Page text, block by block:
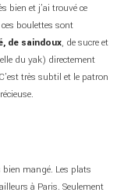
bien et j’ai trouvé ce
boulettes sont
de saindoux, de sucre et
du yak) directement
très subtil et le patron
mangé. Les plats
à Paris. Seulement